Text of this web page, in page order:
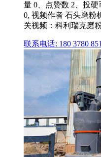
量 0、点赞数 2、投
0, 视频作者 石头磨粉
关视频：科利瑞克磨
联系电话: 180 3780